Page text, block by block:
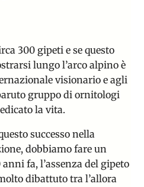
300 gipeti e se questo
lungo l’arco alpino è
visionario e agli
gruppo di ornitologi
la vita.
successo nella
dobbiamo fare un
fa, l’assenza del gipeto
dibattuto tra l’allora